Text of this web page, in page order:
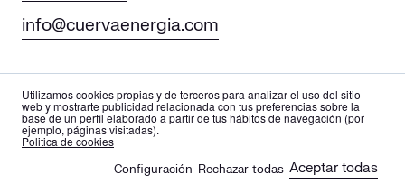
Utilizamos cookies propias y de terceros para analizar el uso del sitio
web y mostrarte publicidad relacionada con tus preferencias sobre la
base de un perfil elaborado a partir de tus hábitos de navegación (por
ejemplo, páginas visitadas).
Politica de cookies
Configuración Aceptar todas
Rechazar todas
es en
info@cuervaenergia.com